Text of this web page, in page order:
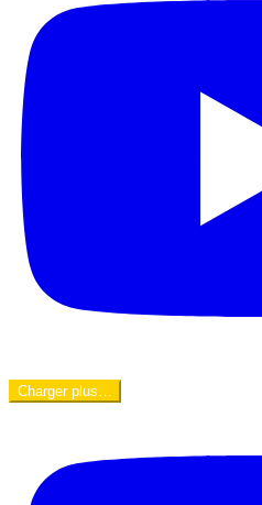
Charger plus…